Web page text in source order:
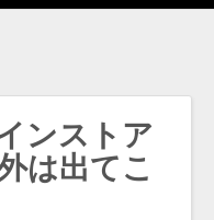
ンストア
は出てこ